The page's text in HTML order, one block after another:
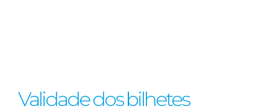
Validade dos bilhetes